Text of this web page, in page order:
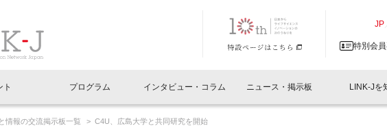
JP
特別会
らせメール登録
ト プログラム インタビュー・コラム ニュース・掲示板 LINK-Jを
情報の交流掲示板一覧 C4U、広島大学と共同研究を開始